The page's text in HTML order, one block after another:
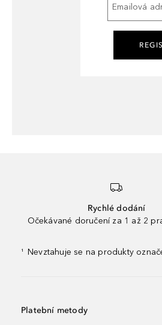
Emailová
Rychlé dodání
Očekávané doručení za 1 až 2
¹ Nevztahuje se na produkty
Platební metody